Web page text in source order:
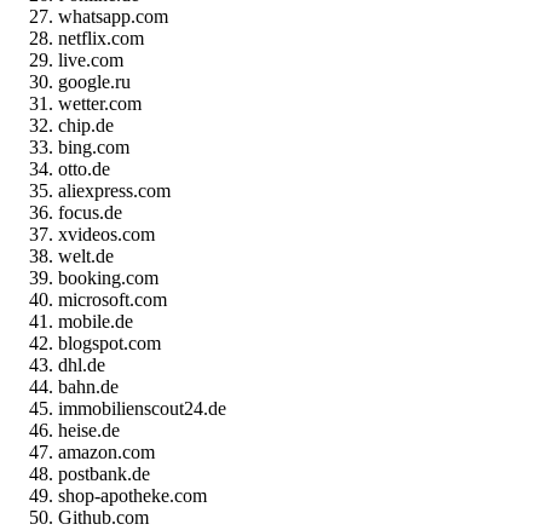
whatsapp.com
netflix.com
live.com
google.ru
wetter.com
chip.de
bing.com
otto.de
aliexpress.com
focus.de
xvideos.com
welt.de
booking.com
microsoft.com
mobile.de
blogspot.com
dhl.de
bahn.de
immobilienscout24.de
heise.de
amazon.com
postbank.de
shop-apotheke.com
Github.com